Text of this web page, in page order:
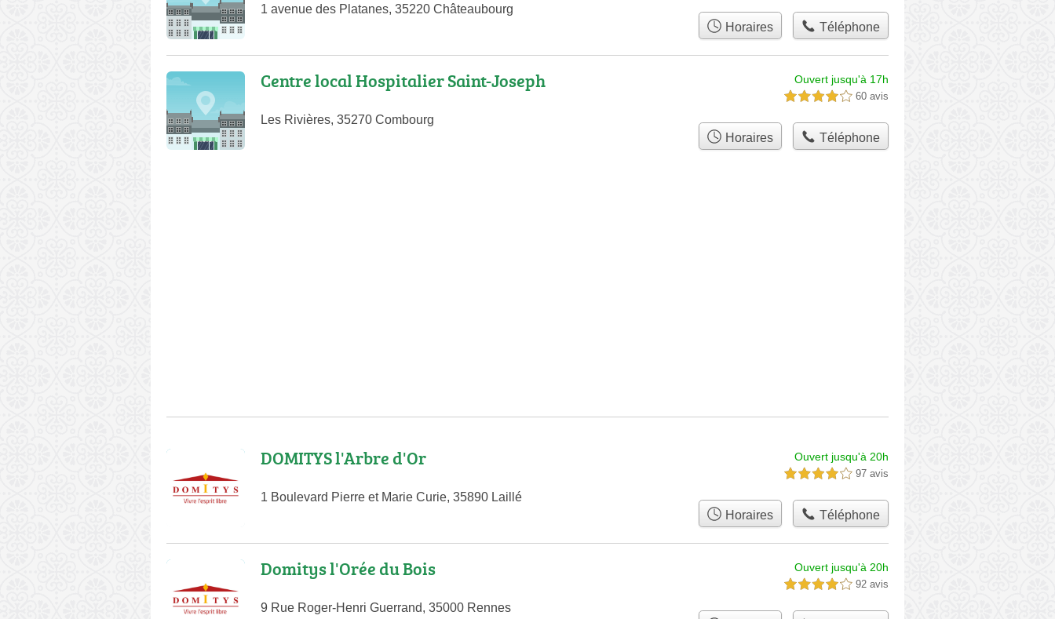
1 avenue des Platanes, 35220 Châteaubourg
Horaires Téléphone
Centre local Hospitalier Saint-Joseph
Les Rivières, 35270 Combourg
Ouvert jusqu'à 17h
4,0 étoiles sur 5 60 avis
Horaires Téléphone
DOMITYS l'Arbre d'Or
1 Boulevard Pierre et Marie Curie, 35890 Laillé
Ouvert jusqu'à 20h
4,0 étoiles sur 5 97 avis
Horaires Téléphone
Domitys l'Orée du Bois
9 Rue Roger-Henri Guerrand, 35000 Rennes
Ouvert jusqu'à 20h
4,0 étoiles sur 5 92 avis